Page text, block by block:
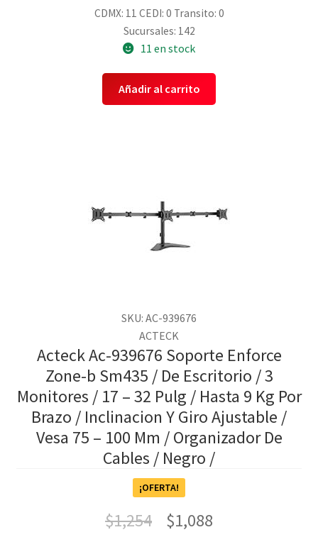
CDMX: 11 CEDI: 0 Transito: 0
Sucursales: 142
11 en stock
Añadir al carrito
SKU: AC-939676
ACTECK
Acteck Ac-939676 Soporte Enforce
Zone-b Sm435 / De Escritorio / 3
Monitores / 17 – 32 Pulg / Hasta 9 Kg Por
Brazo / Inclinacion Y Giro Ajustable /
Vesa 75 – 100 Mm / Organizador De
Cables / Negro /
¡OFERTA!
$1,254 $1,088